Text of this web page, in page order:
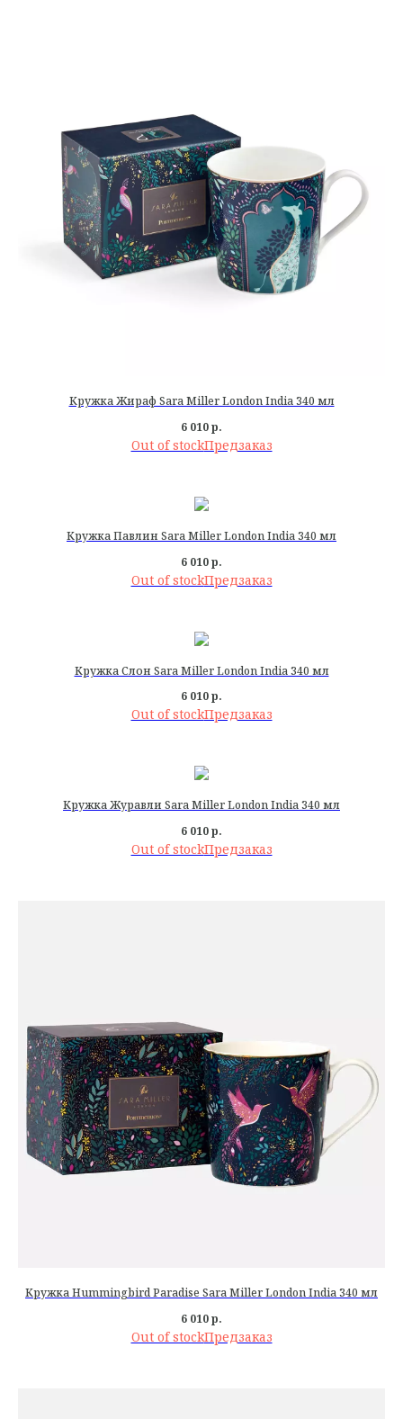
Кружка Жираф Sara Miller London India 340 мл
6 010р.
Out of stock
Кружка Павлин Sara Miller London India 340 мл
6 010р.
Out of stock
Кружка Слон Sara Miller London India 340 мл
6 010р.
Out of stock
Кружка Журавли Sara Miller London India 340 мл
6 010р.
Out of stock
Кружка Hummingbird Paradise Sara Miller London India 340 мл
6 010р.
Out of stock